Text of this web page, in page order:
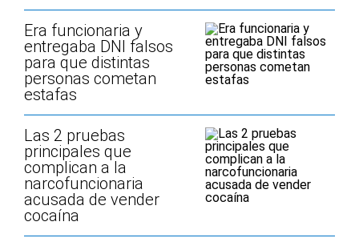
Era funcionaria y
entregaba DNI falsos
para que distintas
personas cometan
estafas
Las 2 pruebas
principales que
complican a la
narcofuncionaria
acusada de vender
cocaína